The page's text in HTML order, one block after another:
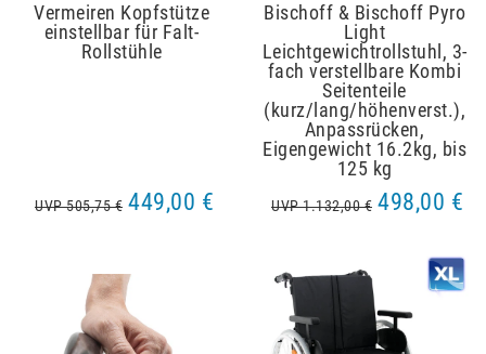
Vermeiren Kopfstütze
einstellbar für Falt-
Rollstühle
UVP 505,75 € 449,00 €
Bischoff & Bischoff Pyro
Light
Leichtgewichtrollstuhl, 3-
fach verstellbare Kombi
Seitenteile
(kurz/lang/höhenverst.),
Anpassrücken,
Eigengewicht 16.2kg, bis
125 kg
UVP 1.132,00 € 498,00 €